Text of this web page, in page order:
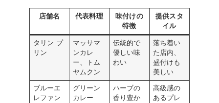
店舗名 代表料理
味付けの
特徴
提供スタ
イル
タリン プ
リン
マッサマ
ンカレ
ー、トム
ヤムクン
伝統的で
優しい味
わい
落ち着い
た店内、
盛付けも
美しい
ブルーエ
レファン
グリーン
カレー
ハーブの
香り豊か
高級感の
あるプレ